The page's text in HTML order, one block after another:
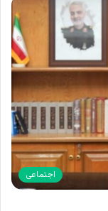
اجتماعی